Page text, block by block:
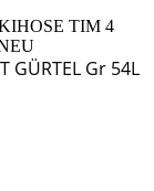
TIM 4
GÜRTEL Gr 54L